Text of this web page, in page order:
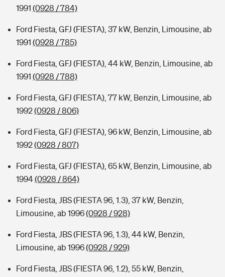
1991 (0928 / 784)
Ford Fiesta, GFJ (FIESTA), 37 kW, Benzin, Limousine, ab
1991 (0928 / 785)
Ford Fiesta, GFJ (FIESTA), 44 kW, Benzin, Limousine, ab
1991 (0928 / 788)
Ford Fiesta, GFJ (FIESTA), 77 kW, Benzin, Limousine, ab
1992(0928 / 806)
Ford Fiesta, GFJ (FIESTA), 96 kW, Benzin, Limousine, ab
1992(0928 / 807)
Ford Fiesta, GFJ (FIESTA), 65 kW, Benzin, Limousine, ab
1994(0928 / 864)
Ford Fiesta, JBS (FIESTA 96, 1.3), 37 kW, Benzin,
Limousine, ab 1996(0928 / 928)
Ford Fiesta, JBS (FIESTA 96, 1.3), 44 kW, Benzin,
Limousine, ab 1996(0928 / 929)
Ford Fiesta, JBS (FIESTA 96, 1.2), 55 kW, Benzin,